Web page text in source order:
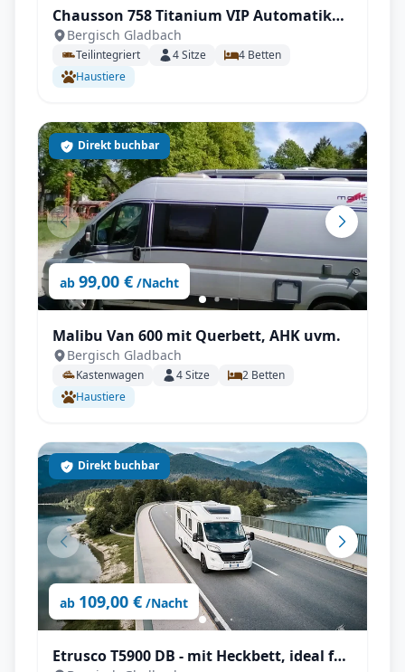
Chausson 758 Titanium VIP Automatik
mit sehr guter Grundausstattung
Bergisch Gladbach
Teilintegriert 4Sitze 4 Betten
Haustiere
ab 99,00 € /Nacht
Direkt buchbar
Malibu Van 600 mit Querbett, AHK uvm.
Bergisch Gladbach
Kastenwagen 4Sitze 2 Betten
Haustiere
ab 109,00 € /Nacht
Direkt buchbar
Etrusco T5900 DB - mit Heckbett, ideal für